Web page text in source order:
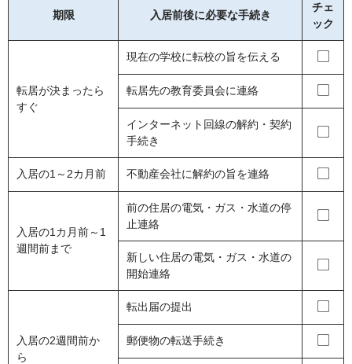
期限 入居前後に必要な手続き
チェ
ック
転居が決まったら
すぐ
現在の学校に転校の旨を伝える
転居先の教育委員会に連絡
インターネット回線の解約・契約
手続き
入居の1～2カ月前 不動産会社に解約の旨を連絡
入居の1カ月前～1
週間前まで
前の住居の電気・ガス・水道の停
止連絡
新しい住居の電気・ガス・水道の
開始連絡
入居の2週間前か
ら
転出届の提出
郵便物の転送手続き